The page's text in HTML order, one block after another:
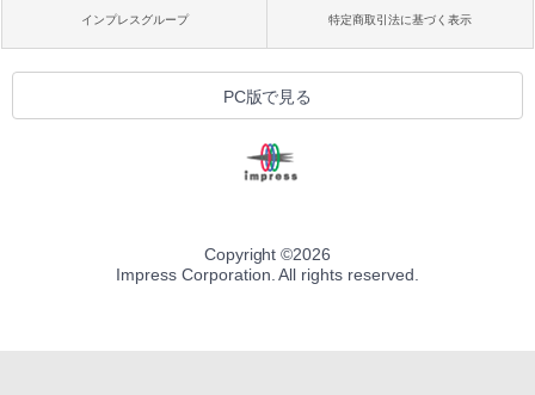
インプレスグループ 特定商取引法に基づく表示
PC版で見る
Copyright ©2026
Impress Corporation. All rights reserved.